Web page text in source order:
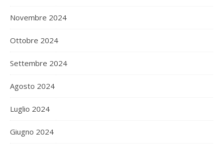
Novembre 2024
Ottobre 2024
Settembre 2024
Agosto 2024
Luglio 2024
Giugno 2024